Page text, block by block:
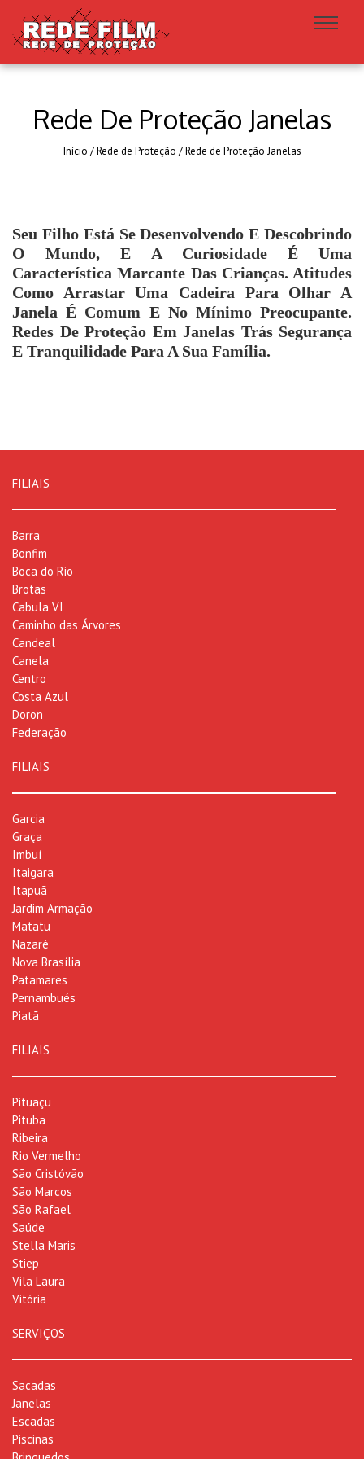
Rede De Proteção Janelas
Início /Rede de Proteção /Rede de Proteção Janelas
Seu Filho Está Se Desenvolvendo E Descobrindo
O Mundo, E A Curiosidade É Uma
Característica Marcante Das Crianças. Atitudes
Como Arrastar Uma Cadeira Para Olhar A
Janela É Comum E No Mínimo Preocupante.
Redes De Proteção Em Janelas Trás Segurança
E Tranquilidade Para A Sua Família.
FILIAIS
Barra
Bonfim
Boca do Rio
Brotas
Cabula VI
Caminho das Árvores
Candeal
Canela
Centro
Costa Azul
Doron
Federação
FILIAIS
Garcia
Graça
Imbuí
Itaigara
Itapuã
Jardim Armação
Matatu
Nazaré
Nova Brasília
Patamares
Pernambués
Piatã
FILIAIS
Pituaçu
Pituba
Ribeira
Rio Vermelho
São Cristóvão
São Marcos
São Rafael
Saúde
Stella Maris
Stiep
Vila Laura
Vitória
SERVIÇOS
Sacadas
Janelas
Escadas
Piscinas